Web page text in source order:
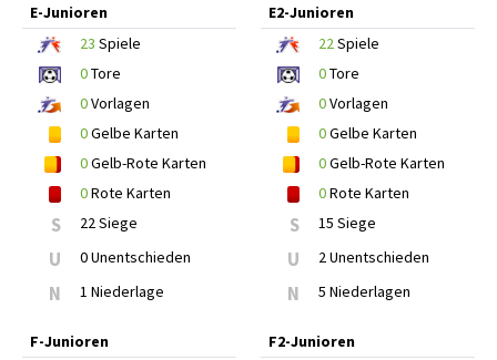
E-Junioren
23 Spiele
0Tore
0Vorlagen
0Gelbe Karten
0Gelb-Rote Karten
0Rote Karten
S 22 Siege
U 0 Unentschieden
N 1 Niederlage
E2-Junioren
22Spiele
0Tore
0Vorlagen
0Gelbe Karten
0Gelb-Rote Karten
0Rote Karten
S 15 Siege
U 2 Unentschieden
N 5 Niederlagen
F-Junioren
F2-Junioren